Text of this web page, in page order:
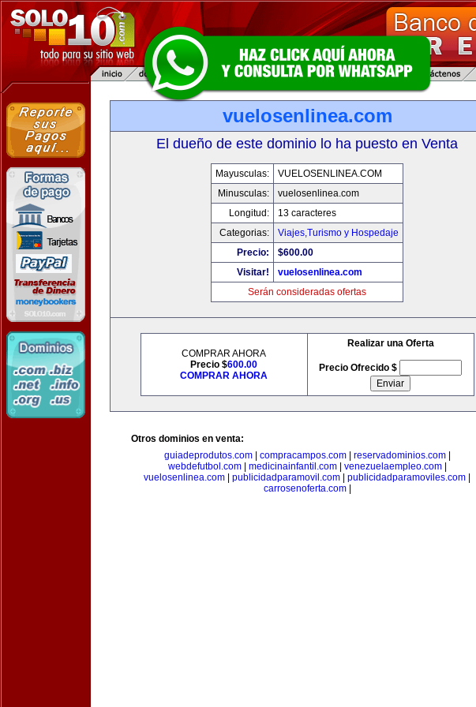
vuelosenlinea.com
El dueño de este dominio lo ha puesto en Venta
Mayusculas:
VUELOSENLINEA.COM
Minusculas:
vuelosenlinea.com
Longitud:
13 caracteres
Categorias:
Viajes,Turismo y Hospedaje
Precio:
$600.00
Visitar!
vuelosenlinea.com
Serán consideradas ofertas
COMPRAR AHORA
Precio $600.00
COMPRAR AHORA
Realizar una Oferta
Precio Ofrecido $
Otros dominios en venta:
guiadeprodutos.com| compracampos.com| reservadominios.com|
webdefutbol.com| medicinainfantil.com| venezuelaempleo.com|
vuelosenlinea.com
publicidadparamovil.com publicidadparamoviles.com
carrosenoferta.com|